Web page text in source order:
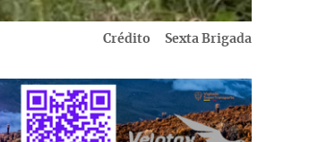
Crédito Sexta Brigada